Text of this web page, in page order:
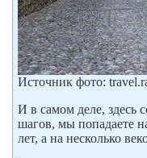
Источник фото:
И в самом деле, здесь
шагов, мы попадаете
лет, а на несколько